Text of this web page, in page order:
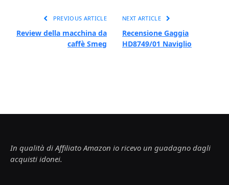
PREVIOUS ARTICLE
Review della macchina da
caffè Smeg
NEXT ARTICLE
Recensione Gaggia
HD8749/01 Naviglio
In qualità di Affiliato Amazon io ricevo un guadagno dagli
acquisti idonei.